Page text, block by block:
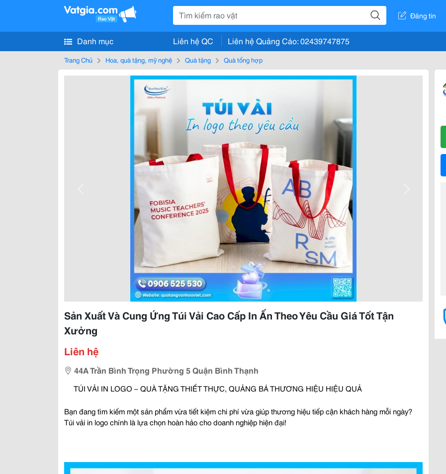
Đăng tin
Danh mục Liên hệ QC Liên hệ Quảng Cáo: 02439747875
Trang Chủ Hoa, quà tặng, mỹ nghệ Quà tặng Quà tổng hợp
Sản Xuất Và Cung Ứng Túi Vải Cao Cấp In Ấn Theo Yêu Cầu Giá Tốt Tận
Xưởng
Liên hệ
44A Trần Bình Trọng Phường 5 Quận Bình Thạnh
TÚI VẢI IN LOGO – QUÀ TẶNG THIẾT THỰC, QUẢNG BÁ THƯƠNG HIỆU HIỆU QUẢ
Bạn đang tìm kiếm một sản phẩm vừa tiết kiệm chi phí vừa giúp thương hiệu tiếp cận khách hàng mỗi ngày?
Túi vải in logo chính là lựa chọn hoàn hảo cho doanh nghiệp hiện đại!